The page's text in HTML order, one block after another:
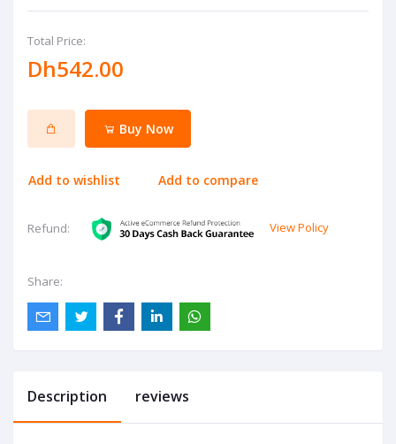
Total Price:
Dh542.00
Buy Now
Add to wishlist Add to compare
Refund: View Policy
Share:
Description reviews